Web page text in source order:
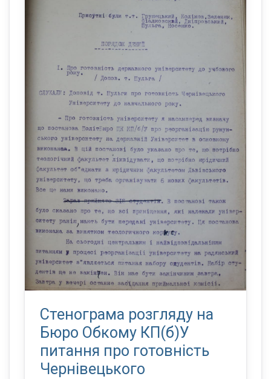
Стенограма розгляду на
Бюро Обкому КП(б)У
питання про готовність
Чернівецького